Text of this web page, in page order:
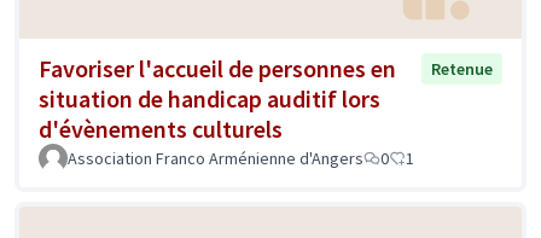
Favoriser l'accueil de personnes en
situation de handicap auditif lors
d'évènements culturels
Retenue
Association Franco Arménienne d'Angers 0 1